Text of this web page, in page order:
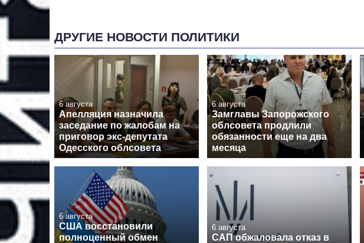
ДРУГИЕ НОВОСТИ ПОЛИТИКИ
6 августа
Апелляция назначила
заседание по жалобам на
приговор экс-депутата
Одесского облсовета
6 августа
Замглавы Запорожского
облсовета продлили
обязанности еще на два
месяца
6 августа
США восстановили
полноценный обмен
6 августа
САП обжаловала отказ в